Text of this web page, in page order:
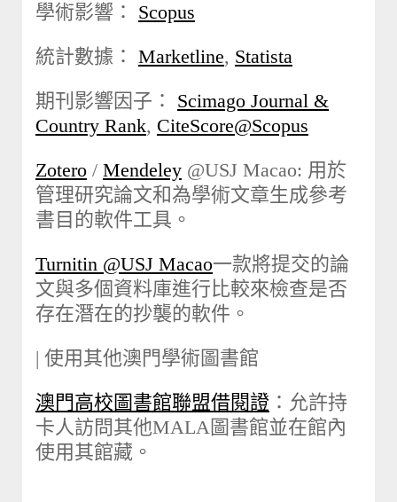
學術影響： Scopus
統計數據： Marketline, Statista
期刊影響因子： Scimago Journal &
Country Rank, CiteScore@Scopus
Zotero / Mendeley @USJ Macao: 用於
管理研究論文和為學術文章生成參考
書目的軟件工具。
Turnitin @USJ Macao一款將提交的論
文與多個資料庫進行比較來檢查是否
存在潛在的抄襲的軟件。
| 使用其他澳門學術圖書館
澳門高校圖書館聯盟借閱證 ：允許持
卡人訪問其他MALA圖書館並在館內
使用其館藏。